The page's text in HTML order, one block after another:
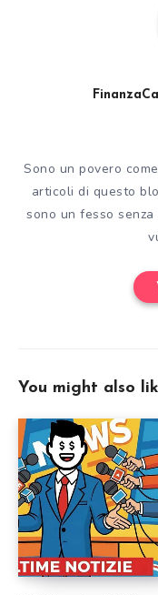
Sono un povero
articoli di questo
sono un fesso
You might also